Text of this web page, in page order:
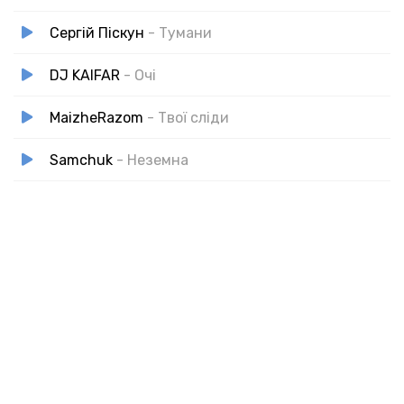
Сергій Піскун - Тумани
DJ KAIFAR - Очі
MaizheRazom - Твої сліди
Samchuk - Неземна